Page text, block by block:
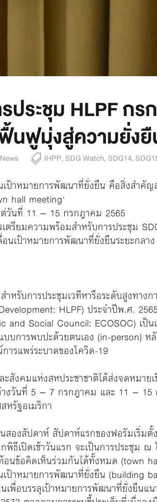
ประชุม HLPF กร
นฟูมุ่งสู่ความยั่ง
IHPP, SDG Watch, SDG14,
ป้าหมายการพัฒนาที่ยั่งยืน คือสิ่งสำคัญ
hall meeting’
ต่วันที่ 11 – 15 กรกฎาคม 2565
ตรียมความพร้อมสำหรับการประชุม
นเป้าหมายการพัฒนาที่ยั่งยืนระยะกลา
ำหรับการประชุมเวทีหารือระดับสูงทาง
HLPF) ประจำปีพ.ศ.
Social Council: ECOSOC) เป็น
บการพบปะด้วยตนเอง (in-person)
รแพร่ระบาดของโควิด-19
งคมแห่งสหประชาชาติได้ส่งจดหมาย
างวันที่ 5 – 7 กรกฎาคม และ 11 –
หรัฐอเมริกา
สองสัปดาห์ สัปดาห์แรกของฟอรัมเริ่
ธีเปิดเช้าวันแรก จะเป็นการประชุม
อนข้อคิดเห็นร่วมกันได้ทั้งหมด (town
ป้าหมายการพัฒนาที่ยั่งยืน (building
พื่อบรรลุเป้าหมายการพัฒนาที่ยั่งยืนแ